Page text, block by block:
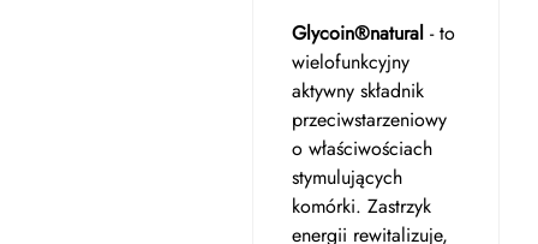
Glycoin®natural- to
wielofunkcyjny
aktywny składnik
przeciwstarzeniowy
o właściwościach
stymulujących
komórki. Zastrzyk
energii rewitalizuje,